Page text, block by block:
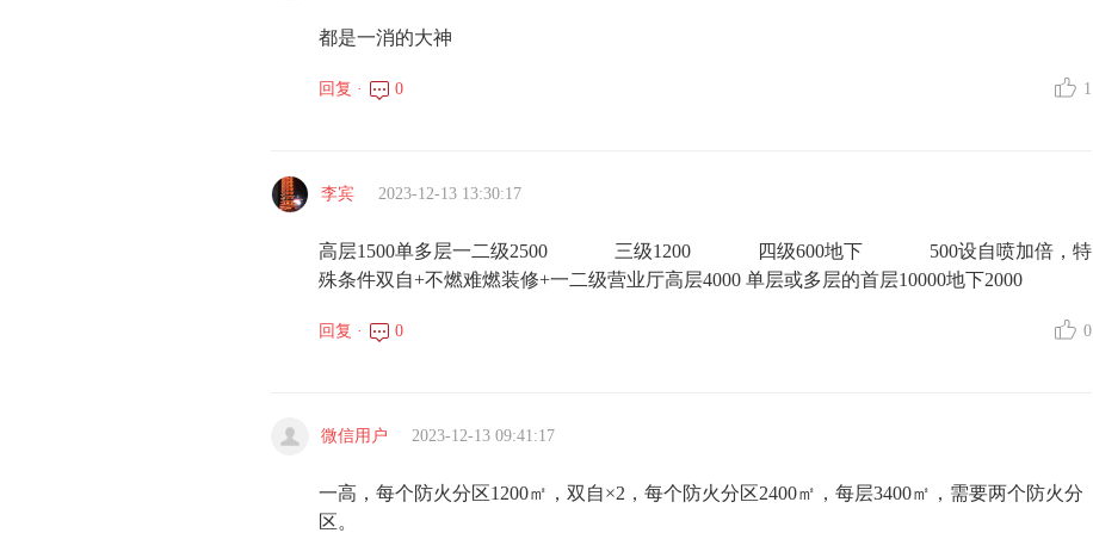
都是一消的大神
回复 · 0 1
李宾 2023-12-13 13:30:17
高层1500单多层一二级2500 三级1200 四级600地下 500设自喷加倍，特
殊条件双自+不燃难燃装修+一二级营业厅高层4000 单层或多层的首层10000地下2000
回复 · 0 0
微信用户 2023-12-13 09:41:17
一高，每个防火分区1200㎡，双自×2，每个防火分区2400㎡，每层3400㎡，需要两个防火分
区。